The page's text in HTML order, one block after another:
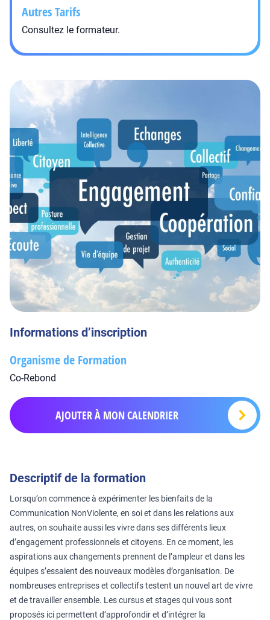
Autres Tarifs
Consultez le formateur.
Informations d’inscription
Organisme de Formation
Co-Rebond
AJOUTER À MON CALENDRIER
Descriptif de la formation
Lorsqu’on commence à expérimenter les bienfaits de la
Communication NonViolente, en soi et dans les relations aux
autres, on souhaite aussi les vivre dans ses différents lieux
d’engagement professionnels et citoyens. En ce moment, les
aspirations aux changements prennent de l’ampleur et dans les
équipes s’essaient des nouveaux modèles d’organisation. De
nombreuses entreprises et collectifs testent un nouvel art de vivre
et de travailler ensemble. Les cursus et stages qui vous sont
proposés ici permettent d’approfondir et d’intégrer la